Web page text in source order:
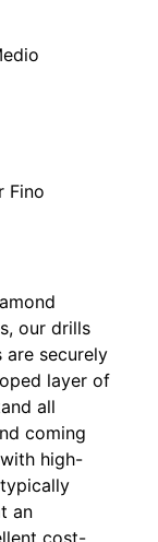
our drills
are securely
layer of
all
coming
high-
an